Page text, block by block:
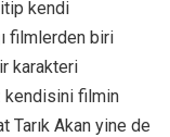
kendi
filmlerden biri
karakteri
kendisini filmin
Tarık Akan yine de